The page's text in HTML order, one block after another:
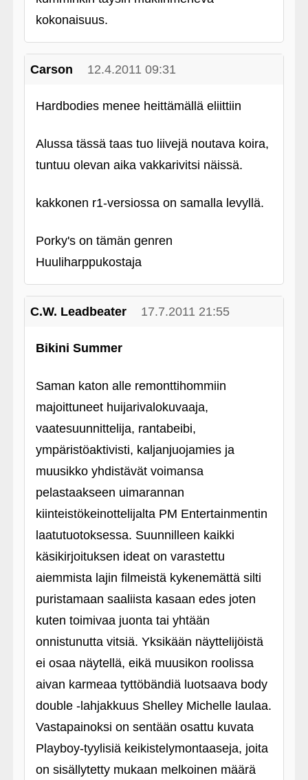
kokonaisuus.
Carson 12.4.2011 09:31
Hardbodies menee heittämällä eliittiin
Alussa tässä taas tuo liivejä noutava koira,
tuntuu olevan aika vakkarivitsi näissä.
kakkonen r1-versiossa on samalla levyllä.
Porky's on tämän genren
Huuliharppukostaja
C.W. Leadbeater 17.7.2011 21:55
Bikini Summer
Saman katon alle remonttihommiin
majoittuneet huijarivalokuvaaja,
vaatesuunnittelija, rantabeibi,
ympäristöaktivisti, kaljanjuojamies ja
muusikko yhdistävät voimansa
pelastaakseen uimarannan
kiinteistökeinottelijalta PM Entertainmentin
laatutuotoksessa. Suunnilleen kaikki
käsikirjoituksen ideat on varastettu
aiemmista lajin filmeistä kykenemättä silti
puristamaan saaliista kasaan edes joten
kuten toimivaa juonta tai yhtään
onnistunutta vitsiä. Yksikään näyttelijöistä
ei osaa näytellä, eikä muusikon roolissa
aivan karmeaa tyttöbändiä luotsaava body
double ‑lahjakkuus Shelley Michelle laulaa.
Vastapainoksi on sentään osattu kuvata
Playboy-tyylisiä keikistelymontaaseja, joita
on sisällytetty mukaan melkoinen määrä